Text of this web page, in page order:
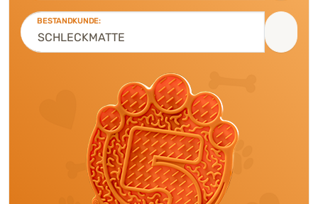
BESTANDKUNDE: